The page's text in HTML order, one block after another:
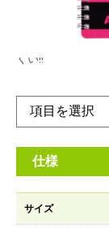
4つの特長で文章
取り線で切り取
くい!!
仕様
サイズ